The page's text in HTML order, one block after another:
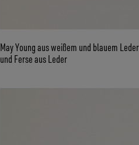
May Young aus weißem und blauem
und Ferse aus Leder